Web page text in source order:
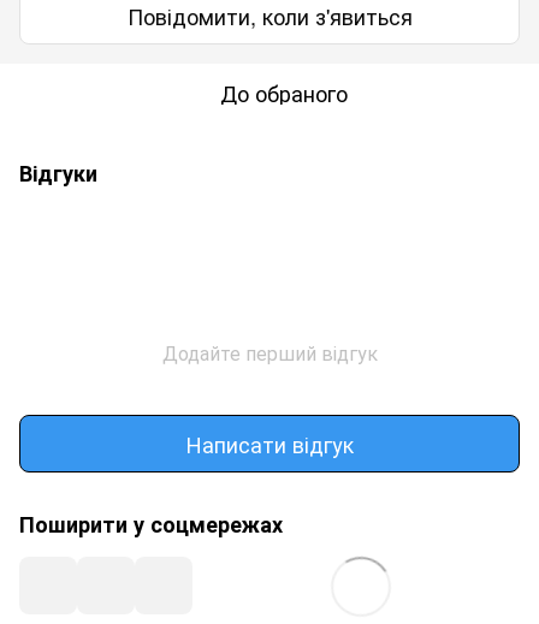
Повідомити, коли з'явиться
До обраного
Відгуки
Додайте перший відгук
Написати відгук
Поширити у соцмережах